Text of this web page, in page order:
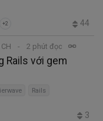
+2 44
2 phút đọc
Rails với gem
Rails
3